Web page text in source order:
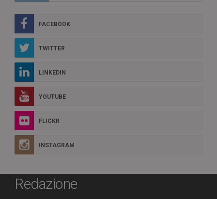
FACEBOOK
TWITTER
LINKEDIN
YOUTUBE
FLICKR
INSTAGRAM
Redazione